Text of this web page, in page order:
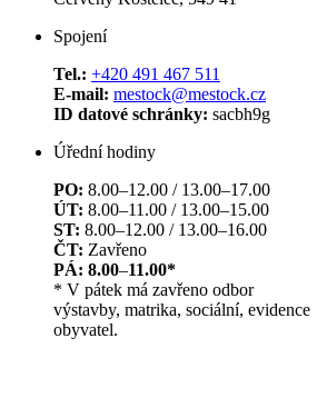
Spojení
Tel.: +420 491 467 511
E-mail: mestock@mestock.cz
ID datové schránky: sacbh9g
Úřední hodiny
PO: 8.00–12.00 / 13.00–17.00
ÚT: 8.00–11.00 / 13.00–15.00
ST: 8.00–12.00 / 13.00–16.00
ČT: Zavřeno
PÁ: 8.00–11.00*
* V pátek má zavřeno odbor
výstavby, matrika, sociální, evidence
obyvatel.